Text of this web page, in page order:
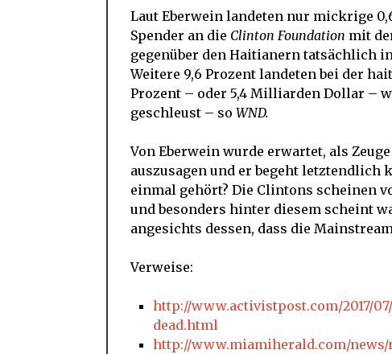
Laut Eberwein landeten nur mickrige
Spender an die Clinton Foundation mit
gegenüber den Haitianern tatsächlich
Weitere 9,6 Prozent landeten bei der
Prozent – oder 5,4 Milliarden Dollar –
geschleust – so WND.
Von Eberwein wurde erwartet, als
auszusagen und er begeht letztendlich
einmal gehört? Die Clintons scheinen
und besonders hinter diesem scheint
angesichts dessen, dass die
Verweise:
http://www.activistpost.com/2017/
dead.html
http://www.miamiherald.com/